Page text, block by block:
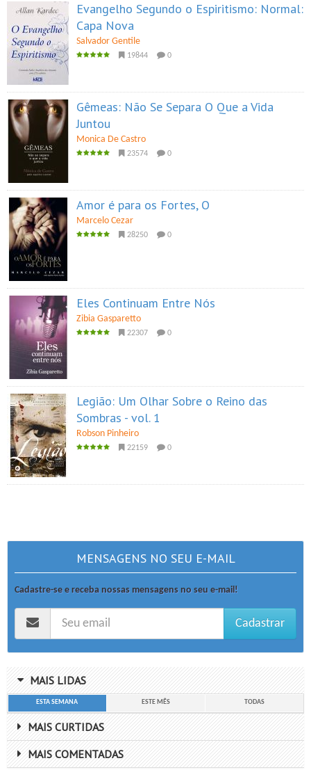
Evangelho Segundo o Espiritismo: Normal:
Capa Nova
Salvador Gentile
19844 0
Gêmeas: Não Se Separa O Que a Vida
Juntou
Monica De Castro
23574 0
Amor é para os Fortes, O
Marcelo Cezar
28250 0
Eles Continuam Entre Nós
Zibia Gasparetto
22307 0
Legião: Um Olhar Sobre o Reino das
Sombras - vol. 1
Robson Pinheiro
22159 0
MENSAGENS NO SEU E-MAIL
Cadastre-se e receba nossas mensagens no seu e-mail!
Cadastrar
MAIS LIDAS
ESTA SEMANA ESTE MÊS TODAS
MAIS CURTIDAS
MAIS COMENTADAS